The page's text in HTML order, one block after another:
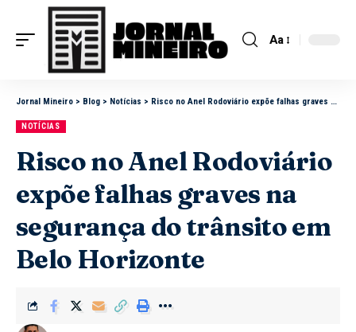
Aa
Jornal Mineiro > Blog > Notícias > Risco no Anel Rodoviário expõe falhas graves na segurança do trânsito em Belo Horizonte
NOTÍCIAS
Risco no Anel Rodoviário
expõe falhas graves na
segurança do trânsito em
Belo Horizonte